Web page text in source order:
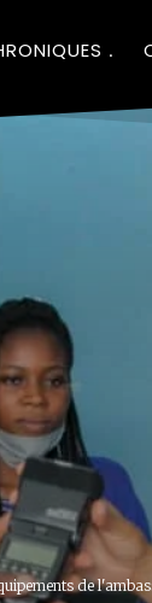
de